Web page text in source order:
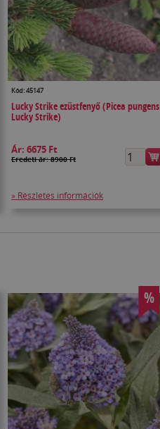
Kód: 45147
Lucky Strike ezüstfenyő (Picea pungens
Lucky Strike)
Ár:6675 Ft
Eredeti ár: 8900 Ft
» Részletes információk
%